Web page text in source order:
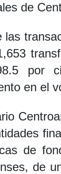
de
en el
de
de